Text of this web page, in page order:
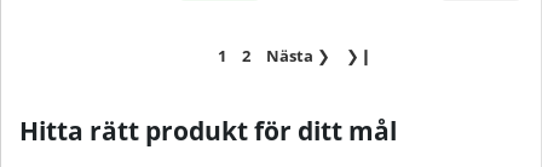
1 2 Nästa ❯ ❯❙
Hitta rätt produkt för ditt mål